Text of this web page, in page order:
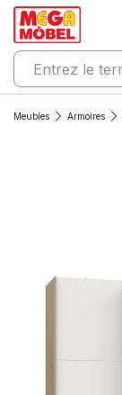
Meubles Armoires